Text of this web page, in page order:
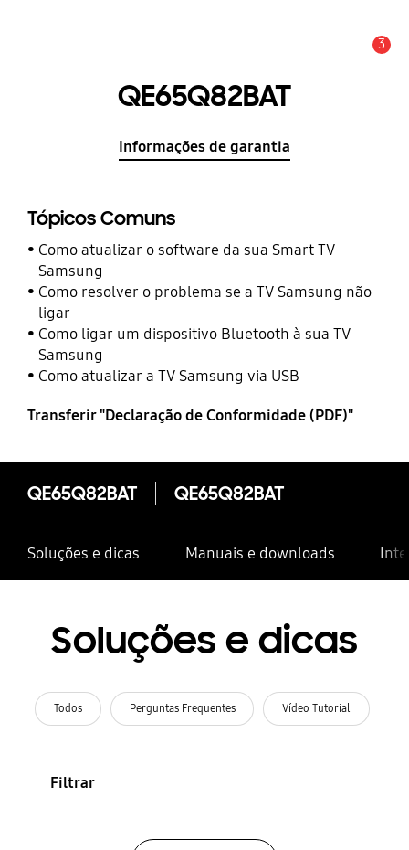
3
QE65Q82BAT
Informações de garantia
Tópicos Comuns
Como atualizar o software da sua Smart TV
Samsung
Como resolver o problema se a TV Samsung não
ligar
Como ligar um dispositivo Bluetooth à sua TV
Samsung
Como atualizar a TV Samsung via USB
Transferir "Declaração de Conformidade (PDF)"
QE65Q82BAT QE65Q82BAT
Soluções e dicas Manuais e downloads
Soluções e dicas
Todos Perguntas Frequentes Vídeo Tutorial
Filtrar